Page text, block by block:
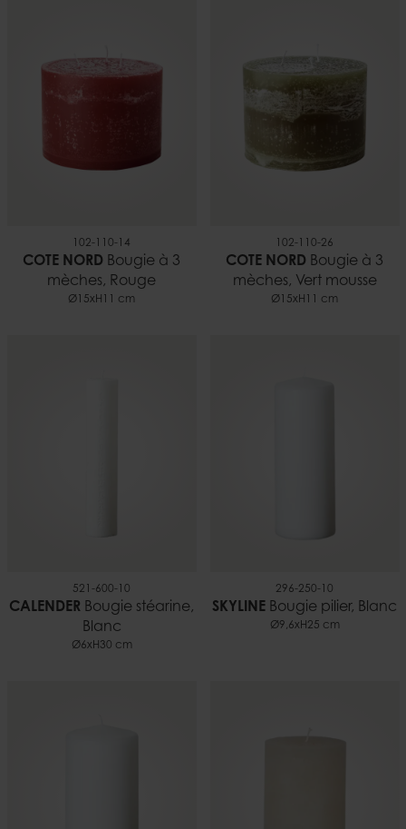
102-110-14
COTE NORD Bougie à 3
mèches, Rouge
Ø15xH11 cm
102-110-26
COTE NORD Bougie à 3
mèches, Vert mousse
Ø15xH11 cm
521-600-10
CALENDER Bougie stéarine,
Blanc
Ø6xH30 cm
296-250-10
SKYLINE Bougie pilier, Blanc
Ø9,6xH25 cm